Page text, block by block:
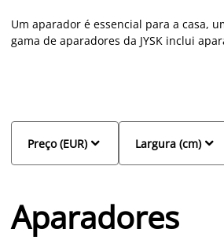
Um aparador é essencial para a casa,
gama de aparadores da JYSK inclui

Preço (EUR) 
Largura (cm)
Aparadores